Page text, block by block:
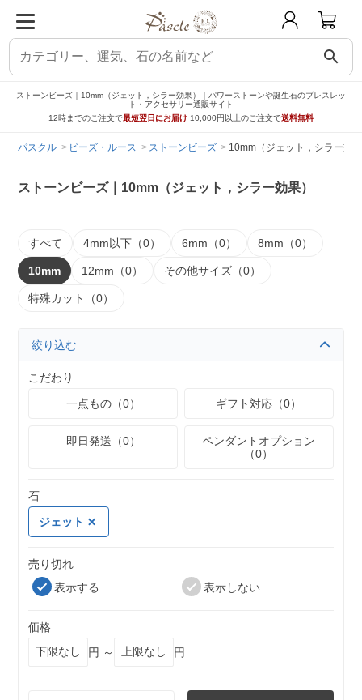
search
ストーンビーズ｜10mm（ジェット，シラー効果）｜パワーストーンや誕生石のブレスレッ
ト・アクセサリー通販サイト
12時までのご注文で最短翌日にお届け 10,000円以上のご注文で送料無料
パスクル ビーズ・ルース ストーンビーズ 10mm（ジェット，シラー効
ストーンビーズ｜10mm（ジェット，シラー効果）
すべて 4mm以下（0） 6mm（0） 8mm（0）
10mm 12mm（0） その他サイズ（0）
特殊カット（0）
絞り込む
こだわり
一点もの（0）
ギフト対応（0）
即日発送（0）
ペンダントオプション
（0）
石
ジェット
売り切れ
表示する
表示しない
価格
円 ～
円